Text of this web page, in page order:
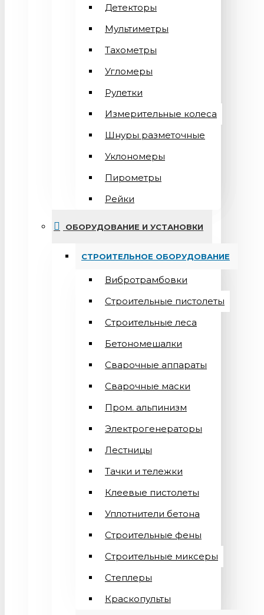
Детекторы
Мультиметры
Тахометры
Угломеры
Рулетки
Измерительные колеса
Шнуры разметочные
Уклономеры
Пирометры
Рейки
ОБОРУДОВАНИЕ И УСТАНОВКИ
СТРОИТЕЛЬНОЕ ОБОРУДОВАНИЕ
Вибротрамбовки
Строительные пистолеты
Строительные леса
Бетономешалки
Сварочные аппараты
Cварочные маски
Пром. альпинизм
Электрогенераторы
Лестницы
Тачки и тележки
Клеевые пистолеты
Уплотнители бетона
Строительные фены
Строительные миксеры
Степлеры
Краскопульты